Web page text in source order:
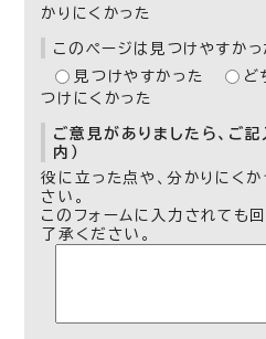
かりにくかった
このページは見つけやすかっ
見つけやすかった
ど
つけにくかった
ご意見がありましたら、ご
内）
役に立った点や、分かりにく
さい。
このフォームに入力されても
了承ください。